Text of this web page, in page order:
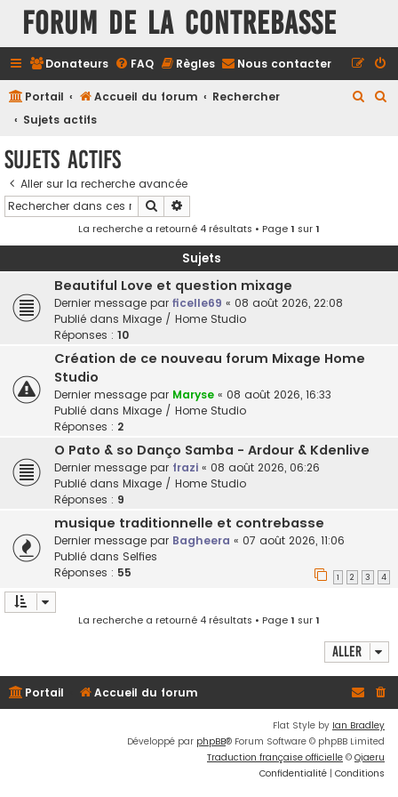
FORUM DE LA CONTREBASSE
Donateurs FAQ Règles Nous contacter
Portail Accueil du forum
Rechercher
Sujets actifs
Sujets actifs
Aller sur la recherche avancée
Rechercher
La recherche a retourné 4 résultats • Page1 sur1
Sujets
Beautiful Love et question mixage
Dernier message par ficelle69 « 08 août 2026, 22:08
Publié dans Mixage / Home Studio
Réponses : 10
Création de ce nouveau forum Mixage Home
Studio
Dernier message par Maryse « 08 août 2026, 16:33
Publié dans Mixage / Home Studio
Réponses : 2
O Pato & so Danço Samba - Ardour & Kdenlive
Dernier message par frazi « 08 août 2026, 06:26
Publié dans Mixage / Home Studio
Réponses : 9
musique traditionnelle et contrebasse
Dernier message par Bagheera « 07 août 2026, 11:06
Publié dans Selfies
Réponses : 55 1 2 3 4
La recherche a retourné 4 résultats • Page1 sur1
Aller
Portail Accueil du forum
Flat Style by Ian Bradley
Développé par phpBB® Forum Software © phpBB Limited
Traduction française officielle © Qiaeru
Confidentialité | Conditions